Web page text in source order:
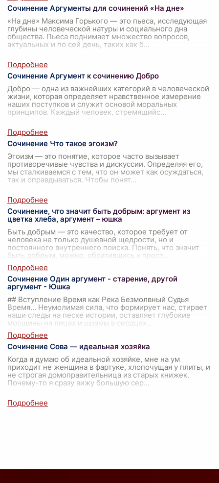
Сочинение Аргументы для сочинений «На дне»
«На дне» Максима Горького — это пьеса, исследующая
глубины человеческой натуры и социального дна
общества. Пьеса поднимает множество вопросов,
актуальных и по сей день, таких как б...
Сочинение Аргумент к сочинению Добро
Добро — одна из важнейших категорий в человеческой
жизни, которая определяет нравственное измерение
наших поступков и служит основой моральных
принципов. Каждый человек, стремящийс...
Сочинение Что такое эгоизм?
Эгоизм — это понятие, которое часто вызывает
противоречивые чувства и дискуссии. Определяя его,
мы сталкиваемся с тем, что он может как осуждаться,
так и оправдываться. Чтобы понят...
Сочинение, что значит быть добрым: аргумент из
цветка хлеба, аргумент – юшка
Быть добрым — это качество, которое требует от
человека не только душевной щедрости, но и
постоянного внутреннего поиска. Понять, что значит
быть добрым, можно, обратившись к прост
Сочинение Один аргумент - старение, другой
аргумент - Юшка
## Вступление Время как Река Безмолвный Судья
Время… Неумолимая сила, что формирует нас, стирает
наши следы на песке истории, оставляет глубокие
морщины на лицах и шрамы в сердцах
Сочинение Сова — идеальная хозяйка
Когда я думаю об идеальной хозяйке, мне на ум
приходит не женщина в фартуке, хлопочущая у плиты, и
не строгая домоправительница из старых книжек.
Почему-то я сразу вижу большую сер...